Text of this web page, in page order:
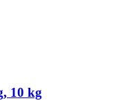
10 kg